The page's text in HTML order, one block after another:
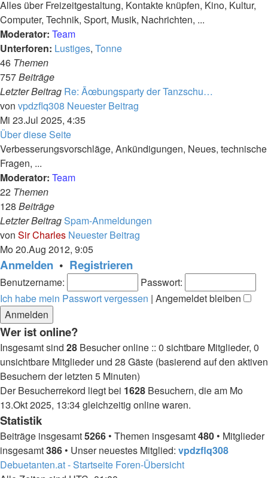
Alles über Freizeitgestaltung, Kontakte knüpfen, Kino, Kultur,
Computer, Technik, Sport, Musik, Nachrichten, ...
Moderator: Team
Unterforen: Lustiges, Tonne
46 Themen
757Beiträge
Letzter Beitrag Re: Ãœbungsparty der Tanzschu…
von vpdzflq308 Neuester Beitrag
Mi 23.Jul 2025, 4:35
Über diese Seite
Verbesserungsvorschläge, Ankündigungen, Neues, technische
Fragen, ...
Moderator: Team
22 Themen
128 Beiträge
Letzter BeitragSpam-Anmeldungen
von Sir Charles Neuester Beitrag
Mo 20.Aug 2012, 9:05
Anmelden • Registrieren
Benutzername:
Passwort:
Ich habe mein Passwort vergessen | Angemeldet bleiben
Wer ist online?
Insgesamt sind 28 Besucher online :: 0 sichtbare Mitglieder, 0
unsichtbare Mitglieder und 28 Gäste (basierend auf den aktiven
Besuchern der letzten 5 Minuten)
Der Besucherrekord liegt bei 1628 Besuchern, die am Mo
13.Okt 2025, 13:34 gleichzeitig online waren.
Statistik
Beiträge insgesamt5266 • Themen insgesamt480 • Mitglieder
insgesamt386 • Unser neuestes Mitglied: vpdzflq308
Debuetanten.at - Startseite Foren-Übersicht